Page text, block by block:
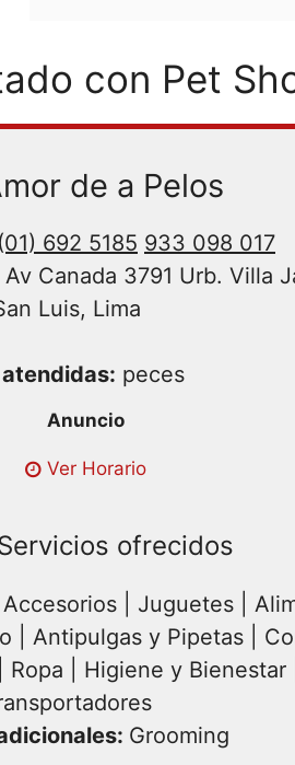
con Pet
de a Pelos
(01) 692 5185 933 098 017
Av Canada 3791 Urb. Villa
Luis, Lima
peces
| Martes 09:30 – 16:00 |
Ver Horario
ofrecidos
Accesorios | Juguetes |
| Antipulgas y Pipetas |
| Higiene y Bienestar |
Grooming